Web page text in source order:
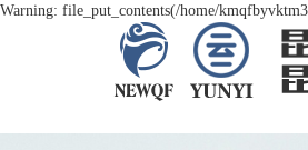
Warning: file_put_contents(/home/